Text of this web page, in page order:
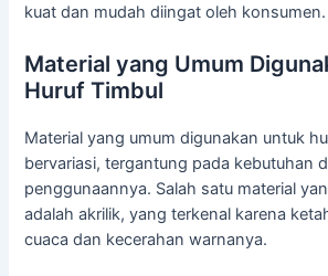
kuat dan mudah diingat oleh konsumen.
Material yang Umum
Huruf Timbul
Material yang umum digunakan untuk
bervariasi, tergantung pada kebutuhan
penggunaannya. Salah satu material
adalah akrilik, yang terkenal karena
cuaca dan kecerahan warnanya.